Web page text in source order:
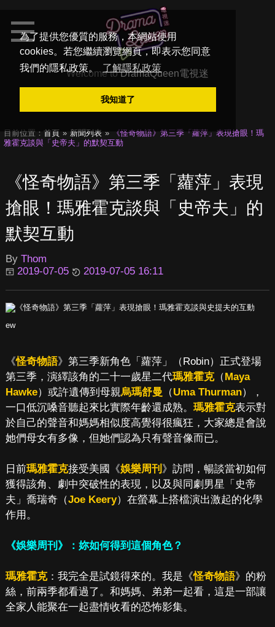
為了提供您優質的服務，本網站使用
cookies。若您繼續瀏覽網頁，即表示您同意
我們的隱私政策。
了解隱私政策
我知道了
Welcome toDramaQueen電視迷
目前位置： 首頁 新聞列表
《怪奇物語》第三季「蘿萍」表現搶眼！瑪
雅霍克談與「史帝夫」的默契互動
《怪奇物語》第三季「蘿萍」表現
搶眼！瑪雅霍克談與「史帝夫」的
默契互動
By Thom
2019-07-05
2019-07-05 16:11
ew
《怪奇物語》第三季新角色「蘿萍」（Robin）正式登場
第三季，演繹該角的二十一歲星二代瑪雅霍克（Maya
Hawke）或許遺傳到母親烏瑪舒曼 （Uma Thurman），
一口低沉嗓音聽起來比實際年齡還成熟。 瑪雅霍克表示對
於自己的聲音和媽媽相似度高覺得很瘋狂，大家總是會說
她們母女有多像，但她們認為只有聲音像而已。
日前瑪雅霍克接受美國《娛樂周刊 》訪問，暢談當初如何
獲得該角、劇中突破性的表現，以及與同劇男星「史帝
夫」喬瑞奇（Joe Keery）在螢幕上搭檔演出激起的化學
作用。
《娛樂周刊》：妳如何得到這個角色？
瑪雅霍克：我完全是試鏡得來的。我是《怪奇物語》的粉
絲，前兩季都看過了。和媽媽、弟弟一起看，這是一部讓
全家人能聚在一起盡情收看的恐怖影集。